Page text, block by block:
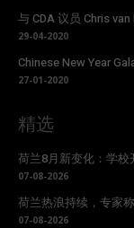
与 CDA 议员 Chris van
29-04-2020
Chinese New Year
27-01-2020
精选
荷兰8月新变化：学校
07-08-2026
荷兰热浪持续，专家
07-08-2026